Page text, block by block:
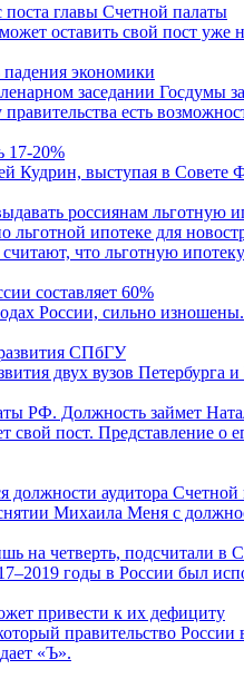
главы Счетной палаты
оставить свой пост уже
падения экономики
заседании Госдумы
есть
17-20%
Кудрин, выступая в Совете
россиянам льготную
льготной ипотеке для
что льготную
составляет 60%
России, сильно
СПбГУ
двух вузов
РФ. Должность займет
пост. Представление о
аудитора
Михаила Меня с
на четверть, подсчитали в
годы в России был
привести к их дефициту
правительство
«Ъ».